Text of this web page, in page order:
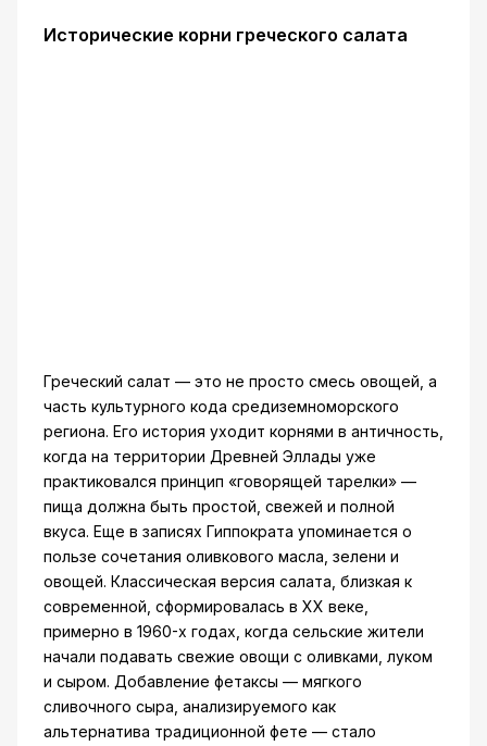
Исторические корни греческого салата
Греческий салат — это не просто смесь овощей, а
часть культурного кода средиземноморского
региона. Его история уходит корнями в античность,
когда на территории Древней Эллады уже
практиковался принцип «говорящей тарелки» —
пища должна быть простой, свежей и полной
вкуса. Еще в записях Гиппократа упоминается о
пользе сочетания оливкового масла, зелени и
овощей. Классическая версия салата, близкая к
современной, сформировалась в XX веке,
примерно в 1960-х годах, когда сельские жители
начали подавать свежие овощи с оливками, луком
и сыром. Добавление фетаксы — мягкого
сливочного сыра, анализируемого как
альтернатива традиционной фете — стало